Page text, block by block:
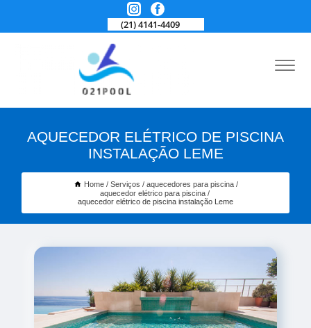
(21) 4141-4409
AQUECEDOR ELÉTRICO DE PISCINA
INSTALAÇÃO LEME
Home Serviços
aquecedores para piscina
aquecedor elétrico para piscina
aquecedor elétrico de piscina instalação Leme